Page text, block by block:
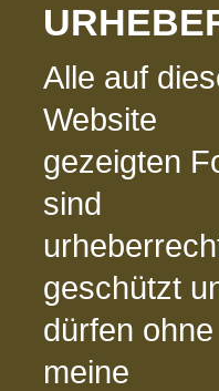
Alle auf
Website
gezeigten
sind
geschützt
dürfen ohne
meine